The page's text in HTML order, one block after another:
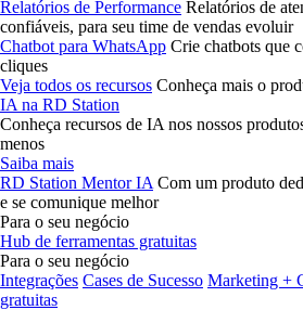
Relatórios de Performance Relatórios de
confiáveis, para seu time de vendas evoluir
Chatbot para WhatsApp Crie chatbots que
cliques
Veja todos os recursos Conheça mais o
IA na RD Station
Conheça recursos de IA nos nossos
menos
Saiba mais
RD Station Mentor IA Com um produto
e se comunique melhor
Para o seu negócio
Hub de ferramentas gratuitas
Para o seu negócio
Integrações Cases de Sucesso Marketing +
gratuitas